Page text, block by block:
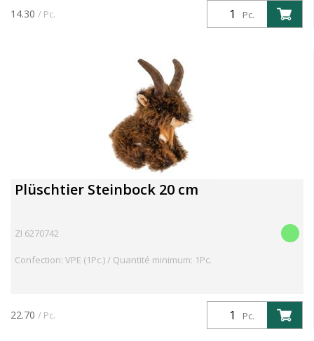
Pc.
14.30 / Pc.
Plüschtier Steinbock 20 cm
ZI 6270742
Confection: VPE (1Pc.) / Quantité minimum: 1Pc.
Pc.
22.70 / Pc.